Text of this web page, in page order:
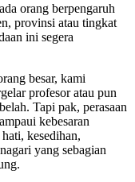
orang berpengaruh
provinsi atau tingkat
ini segera
besar, kami
profesor atau pun
Tapi pak, perasaan
kebesaran
kesedihan,
yang sebagian